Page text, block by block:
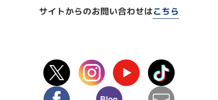
サイトからのお問い合わせはこちら
X(Twitter) instagram Youtube
facebook